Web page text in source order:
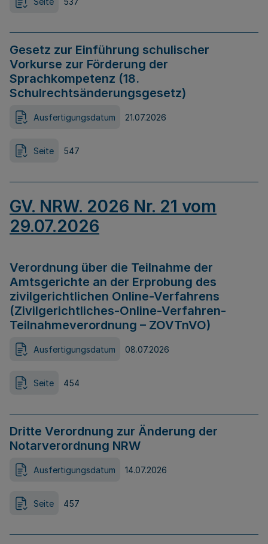
Gesetz zur Einführung schulischer
Vorkurse zur Förderung der
Sprachkompetenz (18.
Schulrechtsänderungsgesetz)
Ausfertigungsdatum 21.07.2026
Seite 547
GV. NRW. 2026 Nr. 21 vom
29.07.2026
Verordnung über die Teilnahme der
Amtsgerichte an der Erprobung des
zivilgerichtlichen Online-Verfahrens
(Zivilgerichtliches-Online-Verfahren-
Teilnahmeverordnung – ZOVTnVO)
Ausfertigungsdatum 08.07.2026
Seite 454
Dritte Verordnung zur Änderung der
Notarverordnung NRW
Ausfertigungsdatum 14.07.2026
Seite 457